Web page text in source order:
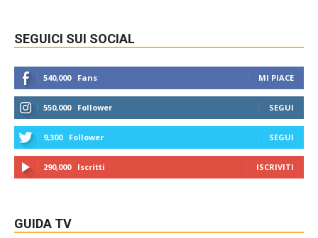
SEGUICI SUI SOCIAL
540,000 Fans MI PIACE
550,000 Follower SEGUI
9,300 Follower SEGUI
290,000 Iscritti ISCRIVITI
GUIDA TV